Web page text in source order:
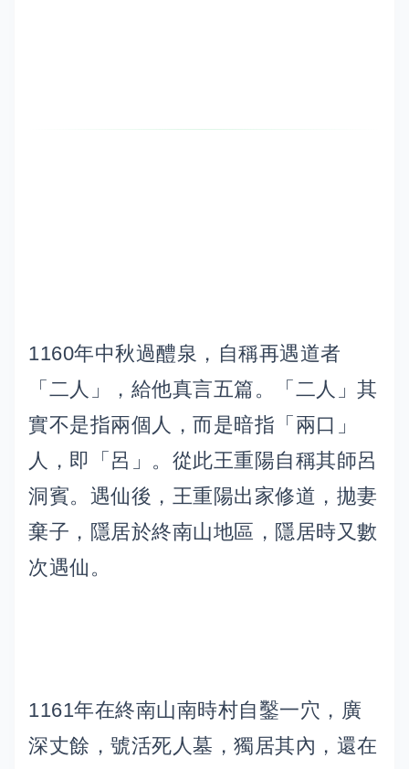
1160年中秋過醴泉，自稱再遇道者
「二人」，給他真言五篇。「二人」其
實不是指兩個人，而是暗指「兩口」
人，即「呂」。從此王重陽自稱其師呂
洞賓。遇仙後，王重陽出家修道，拋妻
棄子，隱居於終南山地區，隱居時又數
次遇仙。
1161年在終南山南時村自鑿一穴，廣
深丈餘，號活死人墓，獨居其內，還在